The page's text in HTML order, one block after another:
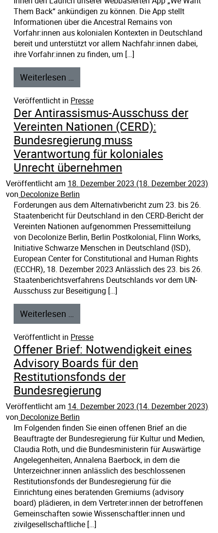
Them Back“ ankündigen zu können. Die App stellt
Informationen über die Ancestral Remains von
Vorfahr:innen aus kolonialen Kontexten in Deutschland
bereit und unterstützt vor allem Nachfahr:innen dabei,
ihre Vorfahr:innen zu finden, um […]
Weiterlesen …
Veröffentlicht in Presse
Der Antirassismus-Ausschuss der
Vereinten Nationen (CERD):
Bundesregierung muss
Verantwortung für koloniales
Unrecht übernehmen
Veröffentlicht am 18. Dezember 2023 (18. Dezember 2023)
von Decolonize Berlin
Forderungen aus dem Alternativbericht zum 23. bis 26.
Staatenbericht für Deutschland in den CERD-Bericht der
Vereinten Nationen aufgenommen Pressemitteilung
von Decolonize Berlin, Berlin Postkolonial, Flinn Works,
Initiative Schwarze Menschen in Deutschland (ISD),
European Center for Constitutional and Human Rights
(ECCHR), 18. Dezember 2023 Anlässlich des 23. bis 26.
Staatenberichtsverfahrens Deutschlands vor dem UN-
Ausschuss zur Beseitigung […]
Weiterlesen …
Veröffentlicht in Presse
Offener Brief: Notwendigkeit eines
Advisory Boards für den
Restitutionsfonds der
Bundesregierung
Veröffentlicht am 14. Dezember 2023 (14. Dezember 2023)
von Decolonize Berlin
Im Folgenden finden Sie einen offenen Brief an die
Beauftragte der Bundesregierung für Kultur und Medien,
Claudia Roth, und die Bundesministerin für Auswärtige
Angelegenheiten, Annalena Baerbock, in dem die
Unterzeichner:innen anlässlich des beschlossenen
Restitutionsfonds der Bundesregierung für die
Einrichtung eines beratenden Gremiums (advisory
board) plädieren, in dem Vertreter:innen der betroffenen
Gemeinschaften sowie Wissenschaftler:innen und
zivilgesellschaftliche […]